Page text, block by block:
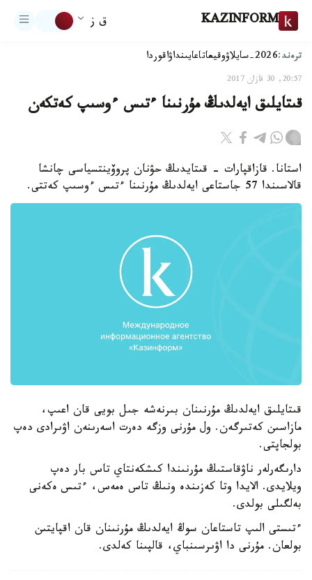
KAZINFORM ق ز
ترەند:2026-سايلاۋ وقيعاتاعايىنداۋاقوردا
20:57, 30 قازان 2017
قىتايلىق ايەلدىڭ مۇرنىنا ءتىس ءوسىپ كەتكەن
استانا. قازاقپارات - قىتايدىڭ حۋنان پروۆينتسياسى چانشا
قالاسىندا 57 جاستاعى ايەلدىڭ مۇرنىنا ءتىس ءوسىپ كەتتى.
قىتايلىق ايەلدىڭ مۇرنىنان بىرنەشە جىل بويى قان اعىپ،
مازاسىن كەتىرگەن. ول مۇرنى وزگە دەرت اسەرىنەن اۋىرادى دەپ
بولجاپتى.
دارىگەرلەر ناۋقاستىڭ مۇرنىندا كىشكەنتاي تاس بار دەپ
ويلايدى. الايدا وتا كەزىندە ونىڭ تاس ەمەس، ءتىس ەكەنى
بەلگىلى بولدى.
ءتىستى الىپ تاستاعان سوڭ ايەلدىڭ مۇرنىنان قان اقپايتىن
بولعان. مۇرنى دا اۋىرسىنباي، قالپىنا كەلدى.